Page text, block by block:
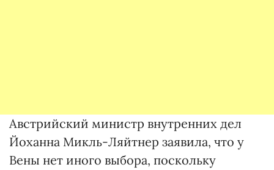
Австрийский министр внутренних дел
Йоханна Микль-Ляйтнер заявила, что у
Вены нет иного выбора, поскольку